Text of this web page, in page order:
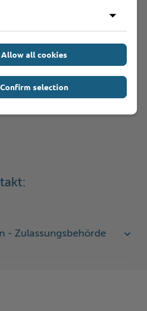
eine
muss sich
- Zulassungsbehörde
Allow all cookies
Confirm selection